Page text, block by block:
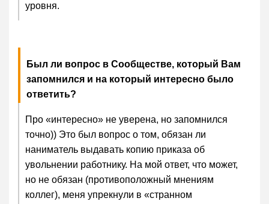
уровня.
Был ли вопрос в Сообществе, который Вам
запомнился и на который интересно было
ответить?
Про «интересно» не уверена, но запомнился
точно)) Это был вопрос о том, обязан ли
наниматель выдавать копию приказа об
увольнении работнику. На мой ответ, что может,
но не обязан (противоположный мнениям
коллег), меня упрекнули в «странном